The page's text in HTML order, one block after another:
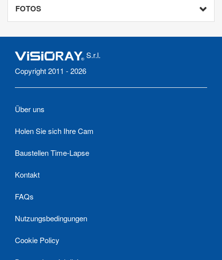
FOTOS
S.r.l.
Copyright 2011 - 2026
Über uns
Holen Sie sich Ihre Cam
Baustellen Time-Lapse
Kontakt
FAQs
Nutzungsbedingungen
Cookie Policy